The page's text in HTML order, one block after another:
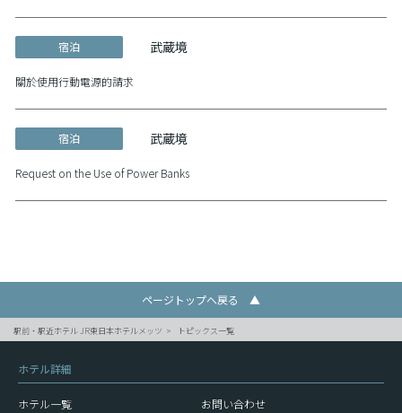
宿泊 武蔵境
關於使用行動電源的請求
宿泊 武蔵境
Request on the Use of Power Banks
ページトップへ戻る ▲
駅前・駅近ホテル JR東日本ホテルメッツ トピックス一覧
ホテル詳細
ホテル一覧
お問い合わせ